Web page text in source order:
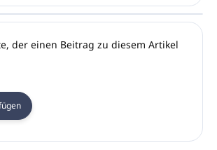
der einen Beitrag zu diesem Artikel